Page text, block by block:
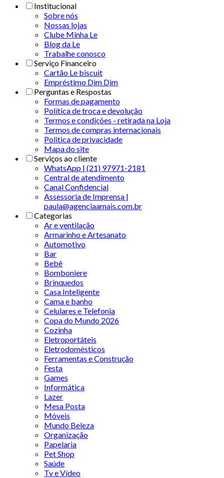
Institucional
Sobre nós
Nossas lojas
Clube Minha Le
Blog da Le
Trabalhe conosco
Serviço Financeiro
Cartão Le biscuit
Empréstimo Dim Dim
Perguntas e Respostas
Formas de pagamento
Política de troca e devolução
Termos e condições - retirada na Loja
Termos de compras internacionais
Politica de privacidade
Mapa do site
Serviços ao cliente
WhatsApp | (21) 97971-2181
Central de atendimento
Canal Confidencial
Assessoria de Imprensa |
paula@agenciaamais.com.br
Categorias
Ar e ventilação
Armarinho e Artesanato
Automotivo
Bar
Bebê
Bomboniere
Brinquedos
Casa Inteligente
Cama e banho
Celulares e Telefonia
Copa do Mundo 2026
Cozinha
Eletroportáteis
Eletrodomésticos
Ferramentas e Construção
Festa
Games
Informática
Lazer
Mesa Posta
Móveis
Mundo Beleza
Organização
Papelaria
Pet Shop
Saúde
Tv e Vídeo